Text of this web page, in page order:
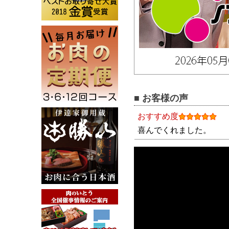
■ お客様の声
おすすめ度
喜んでくれました。